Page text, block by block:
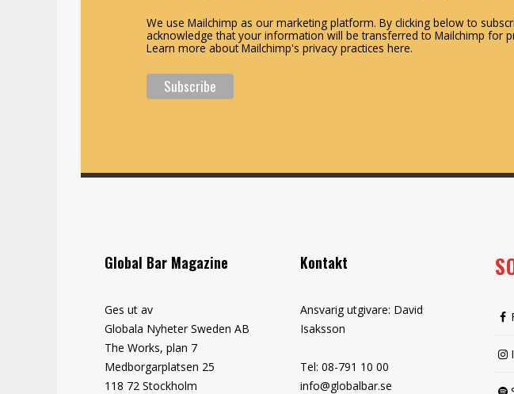
We use Mailchimp as our marketing platform. By clicking below to
acknowledge that your information will be transferred to Mailchimp for
Learn more about Mailchimp's privacy practices here.
Global Bar Magazine
Ges ut av
Globala Nyheter Sweden AB
The Works, plan 7
Medborgarplatsen 25
118 72 Stockholm
Kontakt
Ansvarig utgivare: David
Isaksson
Tel: 08-791 10 00
info@globalbar.se